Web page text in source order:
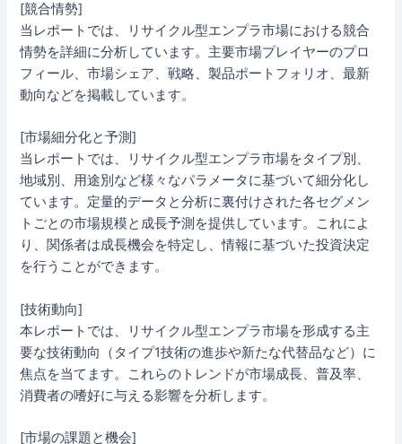
[競合情勢]
当レポートでは、リサイクル型エンプラ市場における競合
情勢を詳細に分析しています。主要市場プレイヤーのプロ
フィール、市場シェア、戦略、製品ポートフォリオ、最新
動向などを掲載しています。
[市場細分化と予測]
当レポートでは、リサイクル型エンプラ市場をタイプ別、
地域別、用途別など様々なパラメータに基づいて細分化し
ています。定量的データと分析に裏付けされた各セグメン
トごとの市場規模と成長予測を提供しています。これによ
り、関係者は成長機会を特定し、情報に基づいた投資決定
を行うことができます。
[技術動向]
本レポートでは、リサイクル型エンプラ市場を形成する主
要な技術動向（タイプ1技術の進歩や新たな代替品など）に
焦点を当てます。これらのトレンドが市場成長、普及率、
消費者の嗜好に与える影響を分析します。
[市場の課題と機会]